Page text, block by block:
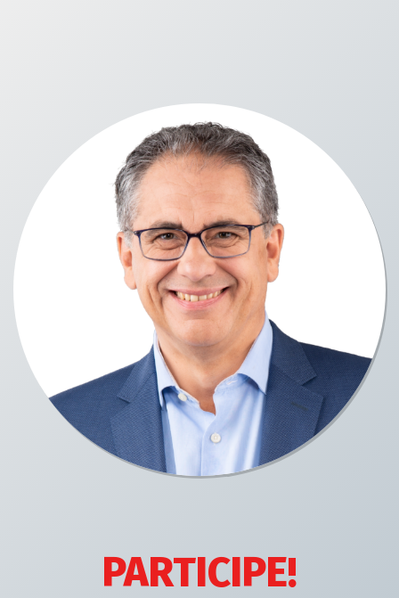
PARTICIPE!